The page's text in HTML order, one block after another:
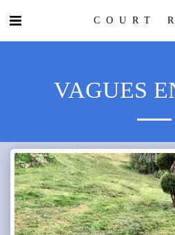
COURT
VAGUES